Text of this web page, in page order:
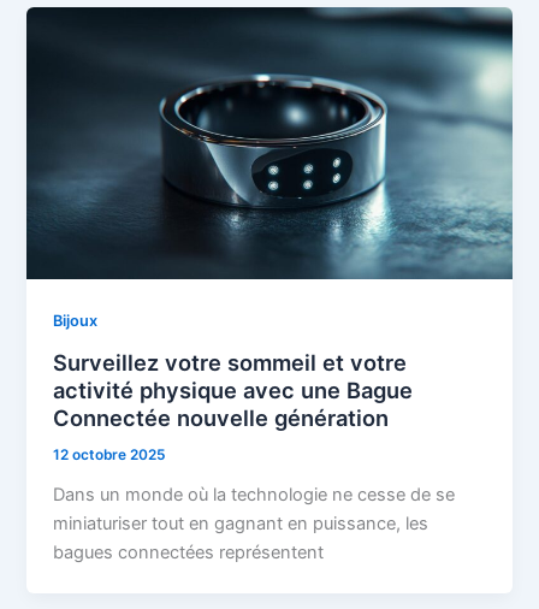
Bijoux
Surveillez votre sommeil et votre
activité physique avec une Bague
Connectée nouvelle génération
12 octobre 2025
Dans un monde où la technologie ne cesse de se
miniaturiser tout en gagnant en puissance, les
bagues connectées représentent